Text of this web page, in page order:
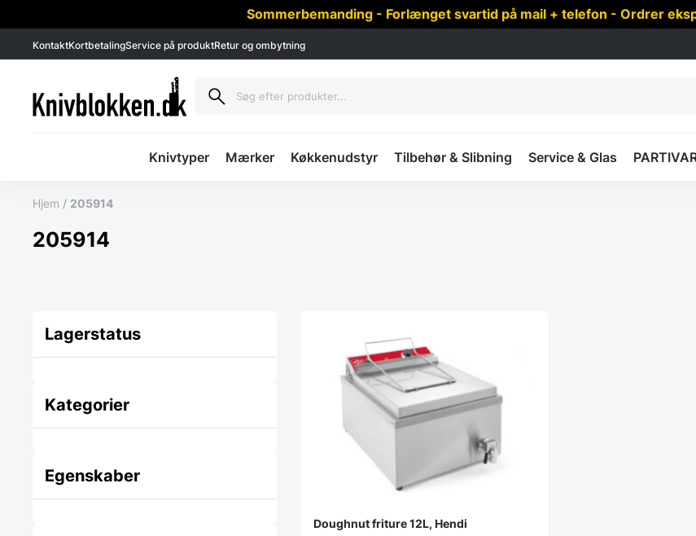
Sommerbemanding - Forlænget svartid på mail + telefon - Ordrer
KontaktKortbetalingService på produktRetur og ombytning
Knivtyper Mærker Køkkenudstyr Tilbehør & Slibning Service & Glas
Hjem / 205914
205914
Lagerstatus
Kategorier
Egenskaber
Doughnut friture 12L, Hendi